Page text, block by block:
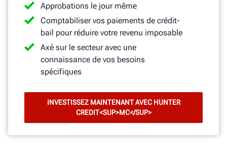
Approbations le jour même
Comptabiliser vos paiements de crédit-
bail pour réduire votre revenu imposable
Axé sur le secteur avec une
connaissance de vos besoins
spécifiques
INVESTISSEZ MAINTENANT AVEC HUNTER
CREDIT<SUP>MC</SUP>